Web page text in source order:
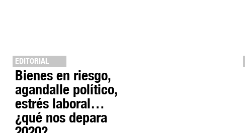
EDITORIAL
Bienes en riesgo,
agandalle político,
estrés laboral…
¿qué nos depara